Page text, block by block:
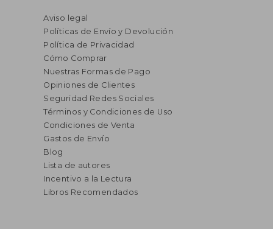
Aviso legal
Políticas de Envío y Devolución
Política de Privacidad
Cómo Comprar
Nuestras Formas de Pago
Opiniones de Clientes
Seguridad Redes Sociales
Términos y Condiciones de Uso
Condiciones de Venta
Gastos de Envío
Blog
Lista de autores
Incentivo a la Lectura
Libros Recomendados